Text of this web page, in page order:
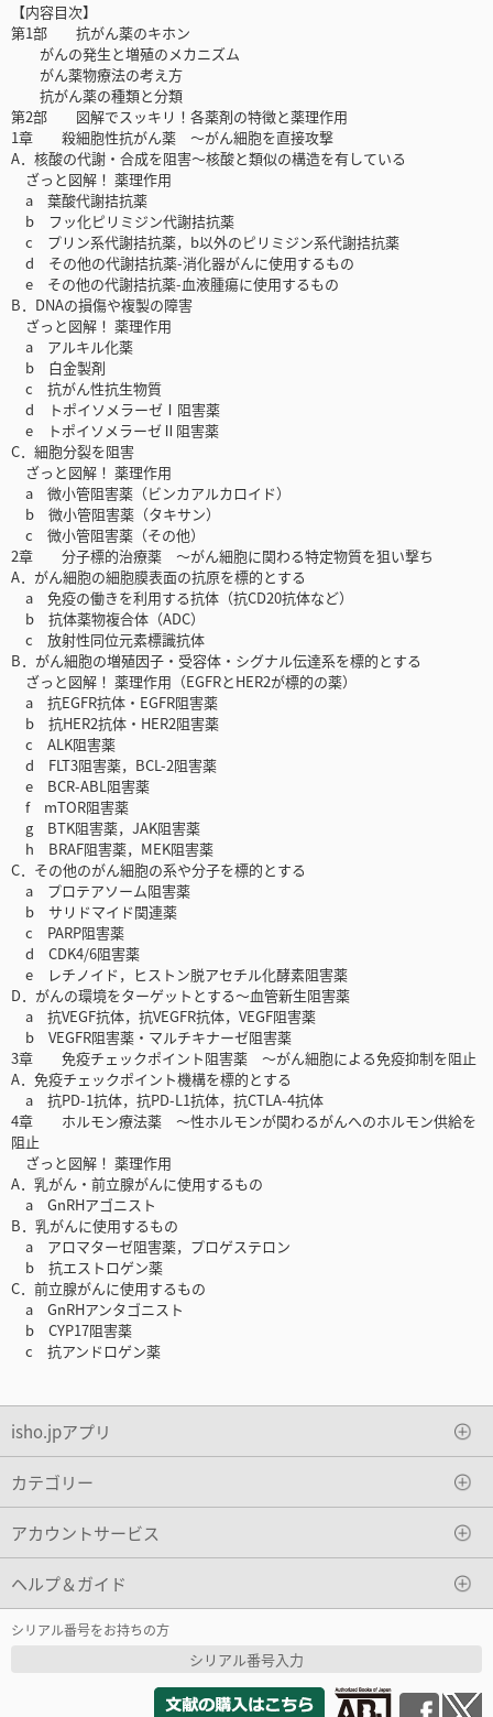
【内容目次】
第1部 抗がん薬のキホン
がんの発生と増殖のメカニズム
がん薬物療法の考え方
抗がん薬の種類と分類
第2部 図解でスッキリ！各薬剤の特徴と薬理作用
1章 殺細胞性抗がん薬 ～がん細胞を直接攻撃
A．核酸の代謝・合成を阻害～核酸と類似の構造を有している
ざっと図解！ 薬理作用
a 葉酸代謝拮抗薬
b フッ化ピリミジン代謝拮抗薬
c プリン系代謝拮抗薬，b以外のピリミジン系代謝拮抗薬
d その他の代謝拮抗薬-消化器がんに使用するもの
e その他の代謝拮抗薬-血液腫瘍に使用するもの
B．DNAの損傷や複製の障害
ざっと図解！ 薬理作用
a アルキル化薬
b 白金製剤
c 抗がん性抗生物質
d トポイソメラーゼⅠ阻害薬
e トポイソメラーゼⅡ阻害薬
C．細胞分裂を阻害
ざっと図解！ 薬理作用
a 微小管阻害薬（ビンカアルカロイド）
b 微小管阻害薬（タキサン）
c 微小管阻害薬（その他）
2章 分子標的治療薬 ～がん細胞に関わる特定物質を狙い撃ち
A．がん細胞の細胞膜表面の抗原を標的とする
a 免疫の働きを利用する抗体（抗CD20抗体など）
b 抗体薬物複合体（ADC）
c 放射性同位元素標識抗体
B．がん細胞の増殖因子・受容体・シグナル伝達系を標的とする
ざっと図解！ 薬理作用（EGFRとHER2が標的の薬）
a 抗EGFR抗体・EGFR阻害薬
b 抗HER2抗体・HER2阻害薬
c ALK阻害薬
d FLT3阻害薬，BCL-2阻害薬
e BCR-ABL阻害薬
f mTOR阻害薬
g BTK阻害薬，JAK阻害薬
h BRAF阻害薬，MEK阻害薬
C．その他のがん細胞の系や分子を標的とする
a プロテアソーム阻害薬
b サリドマイド関連薬
c PARP阻害薬
d CDK4/6阻害薬
e レチノイド，ヒストン脱アセチル化酵素阻害薬
D．がんの環境をターゲットとする～血管新生阻害薬
a 抗VEGF抗体，抗VEGFR抗体，VEGF阻害薬
b VEGFR阻害薬・マルチキナーゼ阻害薬
3章 免疫チェックポイント阻害薬 ～がん細胞による免疫抑制を阻止
A．免疫チェックポイント機構を標的とする
a 抗PD-1抗体，抗PD-L1抗体，抗CTLA-4抗体
4章 ホルモン療法薬 ～性ホルモンが関わるがんへのホルモン供給を
阻止
ざっと図解！ 薬理作用
A．乳がん・前立腺がんに使用するもの
a GnRHアゴニスト
B．乳がんに使用するもの
a アロマターゼ阻害薬，プロゲステロン
b 抗エストロゲン薬
C．前立腺がんに使用するもの
a GnRHアンタゴニスト
b CYP17阻害薬
c 抗アンドロゲン薬
isho.jpアプリ
カテゴリー
アカウントサービス
ヘルプ＆ガイド
シリアル番号をお持ちの方
シリアル番号入力